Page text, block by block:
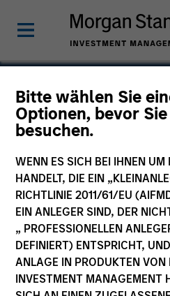
Bitte wählen Sie
Optionen, bevor
besuchen.
WENN ES SICH BEI IHNEN UM
HANDELT, DIE EIN
RICHTLINIE 2011/61/EU
EIN ANLEGER SIND, DER
„ PROFESSIONELLEN
DEFINIERT) ENTSPRICHT,
ANLAGE IN PRODUKTEN
INVESTMENT MANAGEMENT
Adam Shaw
Managing Director